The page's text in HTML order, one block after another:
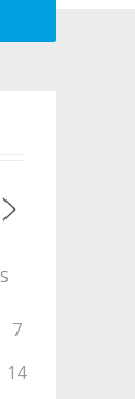
S
7
14